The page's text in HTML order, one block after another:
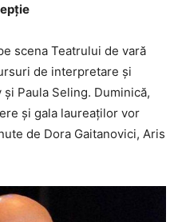
scena Teatrului de vară
de interpretare şi
Paula Seling. Duminică,
şi gala laureaţilor vor
de Dora Gaitanovici, Aris